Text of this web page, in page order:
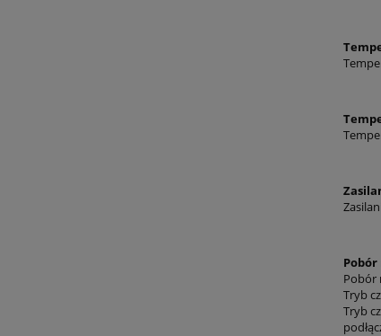
Pobór
Tryb
Tryb